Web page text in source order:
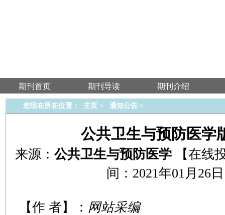
期刊首页 期刊导读 期刊介绍
您现在所在位置： 主页 > 通知公告 >
公共卫生与预防医学
来源：公共卫生与预防医学
【在线
间：2021年01月26
【作 者】： 网站采编